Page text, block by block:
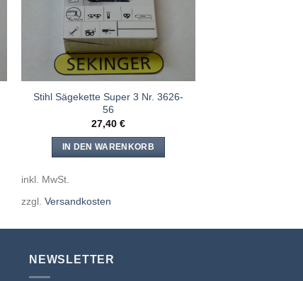
Stihl Sägekette Super 3 Nr. 3626-
56
27,40 €
IN DEN WARENKORB
inkl. MwSt.
zzgl. Versandkosten
NEWSLETTER